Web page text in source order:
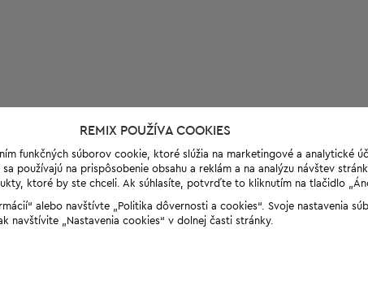
REMIX POUŽÍVA COOKIES
funkčných súborov cookie, ktoré slúžia na marketingové a analytické
používajú na prispôsobenie obsahu a reklám a na analýzu návštev
ktoré by ste chceli. Ak súhlasíte, potvrďte to kliknutím na tlačidlo
alebo navštívte „Politika dôvernosti a cookies“. Svoje nastavenia
navštívite „Nastavenia cookies“ v dolnej časti stránky.